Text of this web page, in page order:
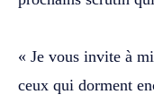
‎« Je vous invite à
ceux qui dorment